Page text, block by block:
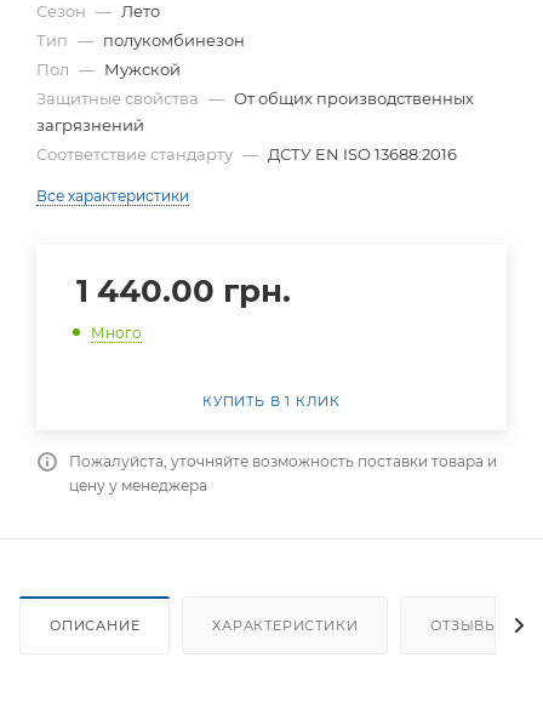
Сезон — Лето
Тип — полукомбинезон
Пол — Мужской
Защитные свойства — От общих производственных
загрязнений
Соответствие стандарту — ДСТУ EN ISO 13688:2016
Все характеристики
1 440.00 грн.
Много
КУПИТЬ В 1 КЛИК
Пожалуйста, уточняйте возможность поставки товара и
цену у менеджера
ОПИСАНИЕ ХАРАКТЕРИСТИКИ ОТЗЫВЫ